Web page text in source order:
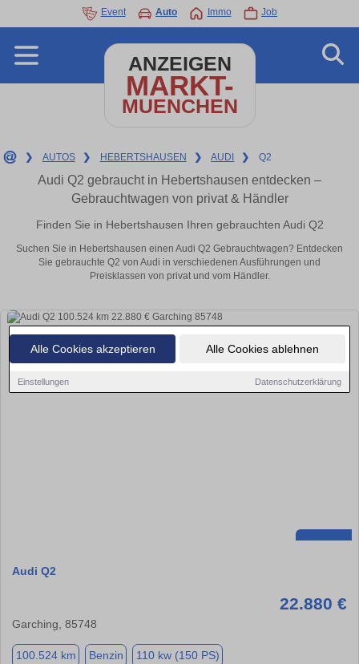
Alle Cookies akzeptieren Alle Cookies ablehnen
Einstellungen Datenschutzerklärung
Event Auto Immo Job
ANZEIGEN
MARKT-
MUENCHEN
❯ AUTOS ❯ HEBERTSHAUSEN ❯ AUDI ❯ Q2
Audi Q2 gebraucht in Hebertshausen entdecken –
Gebrauchtwagen von privat & Händler
Finden Sie in Hebertshausen Ihren gebrauchten Audi Q2
Suchen Sie in Hebertshausen einen Audi Q2 Gebrauchtwagen? Entdecken
Sie gebrauchte Q2 von Audi in verschiedenen Ausführungen und
Preisklassen von privat und vom Händler.
Audi Q2
22.880 €
Garching, 85748
100.524 km Benzin 110 kw (150 PS)